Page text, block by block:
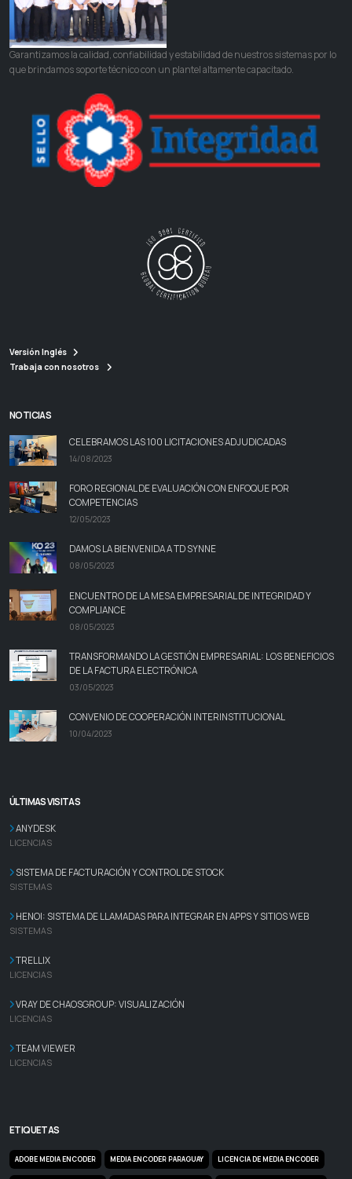
Garantizamos la calidad, confiabilidad y estabilidad de nuestros sistemas por lo
que brindamos soporte técnico con un plantel altamente capacitado.
Versión Inglés
Trabaja con nosotros
NOTICIAS
CELEBRAMOS LAS 100 LICITACIONES ADJUDICADAS
14/08/2023
FORO REGIONAL DE EVALUACIÓN CON ENFOQUE POR
COMPETENCIAS
12/05/2023
DAMOS LA BIENVENIDA A TD SYNNE
08/05/2023
ENCUENTRO DE LA MESA EMPRESARIAL DE INTEGRIDAD Y
COMPLIANCE
08/05/2023
TRANSFORMANDO LA GESTIÓN EMPRESARIAL: LOS BENEFICIOS
DE LA FACTURA ELECTRÓNICA
03/05/2023
CONVENIO DE COOPERACIÓN INTERINSTITUCIONAL
10/04/2023
ÚLTIMAS VISITAS
ANYDESK
LICENCIAS
SISTEMA DE FACTURACIÓN Y CONTROL DE STOCK
SISTEMAS
HENOI: SISTEMA DE LLAMADAS PARA INTEGRAR EN APPS Y SITIOS WEB
SISTEMAS
TRELLIX
LICENCIAS
VRAY DE CHAOSGROUP: VISUALIZACIÓN
LICENCIAS
TEAM VIEWER
LICENCIAS
ETIQUETAS
ADOBE MEDIA ENCODER MEDIA ENCODER PARAGUAY LICENCIA DE MEDIA ENCODER